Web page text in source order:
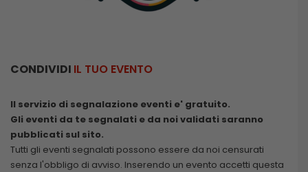
CONDIVIDI IL TUO EVENTO
Il servizio di segnalazione eventi e' gratuito.
Gli eventi da te segnalati e da noi validati saranno
pubblicati sul sito.
Tutti gli eventi segnalati possono essere da noi censurati
senza l'obbligo di avviso. Inserendo un evento accetti questa